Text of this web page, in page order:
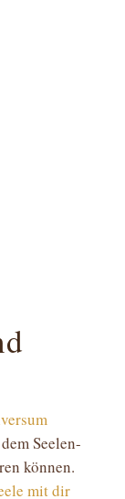
Seelen-
können.
mit dir